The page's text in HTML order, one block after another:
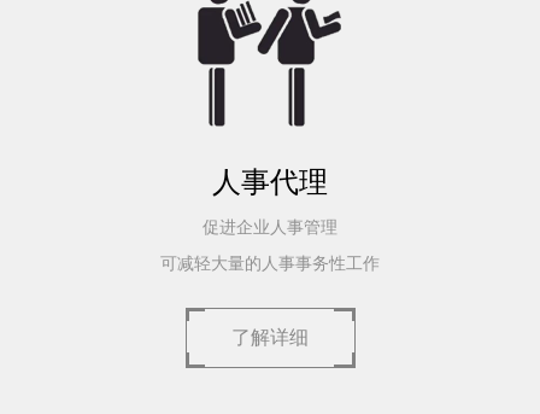
人事代理
促进企业人事管理
可减轻大量的人事事务性工作
了解详细